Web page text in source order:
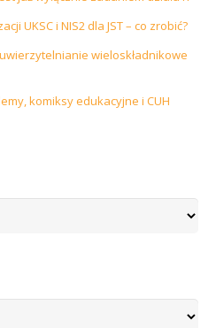
UKSC i NIS2 dla JST – co zrobić?
wieloskładnikowe
komiksy edukacyjne i CUH